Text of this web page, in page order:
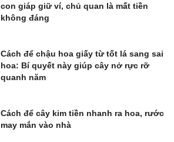
con giáp giữ ví, chủ quan là mất tiền
không đáng
Cách để chậu hoa giấy từ tốt lá sang sai
hoa: Bí quyết này giúp cây nở rực rỡ
quanh năm
Cách để cây kim tiền nhanh ra hoa, rước
may mắn vào nhà